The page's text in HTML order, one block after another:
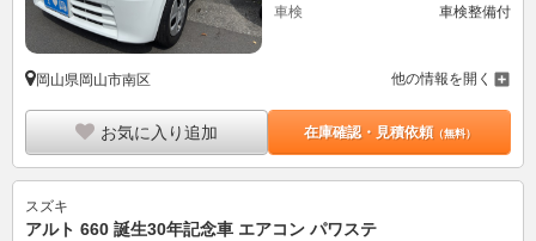
車検
車検整備付
岡山県岡山市南区 他の情報を開く
お気に入り追加 在庫確認・見積依頼（無料）
スズキ
アルト 660 誕生30年記念車 エアコン パワステ